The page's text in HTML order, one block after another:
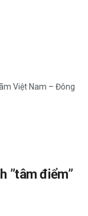
Việt Nam – Đông
”tâm điểm”